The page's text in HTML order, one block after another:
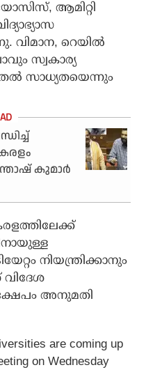
ആമിറ്റി
വിമാന, റെയില്‍
സ്വകാര്യ
സാധ്യതയെന്നും
കുമാര്‍
നിയന്ത്രിക്കാനും
വിദേശ
അനുമതി
are coming up
on Wednesday